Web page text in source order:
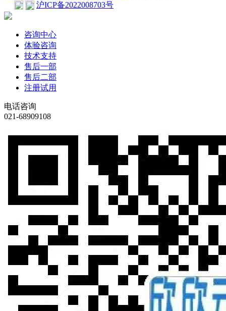
沪ICP备2022008703号
咨询中心
体验咨询
技术支持
售后一部
售后二部
注册试用
电话咨询
021-68909108